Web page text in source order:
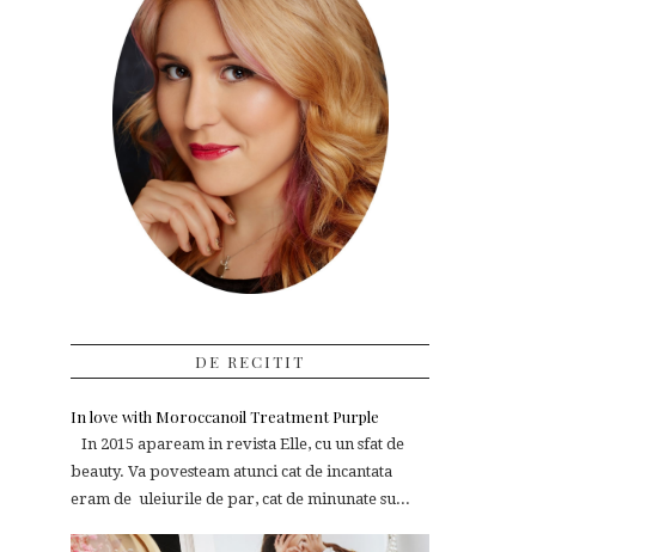
DE RECITIT
In love with Moroccanoil Treatment Purple
In 2015 apaream in revista Elle, cu un sfat de
beauty. Va povesteam atunci cat de incantata
eram de uleiurile de par, cat de minunate su...